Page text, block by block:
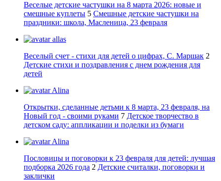
Веселые детские частушки на 8 марта 2026: новые и
смешные куплеты 5 Смешные детские частушки на
праздники: школа, Масленица, 23 февраля
allas
Веселый счет - стихи для детей о цифрах, С. Маршак 2
Детские стихи и поздравления с днем рождения для
детей
Alina
Открытки, сделанные детьми к 8 марта, 23 февраля, на
Новый год - своими руками 7 Детское творчество в
детском саду: аппликации и поделки из бумаги
Alina
Пословицы и поговорки к 23 февраля для детей: лучшая
подборка 2026 года 2 Детские считалки, поговорки и
заклички